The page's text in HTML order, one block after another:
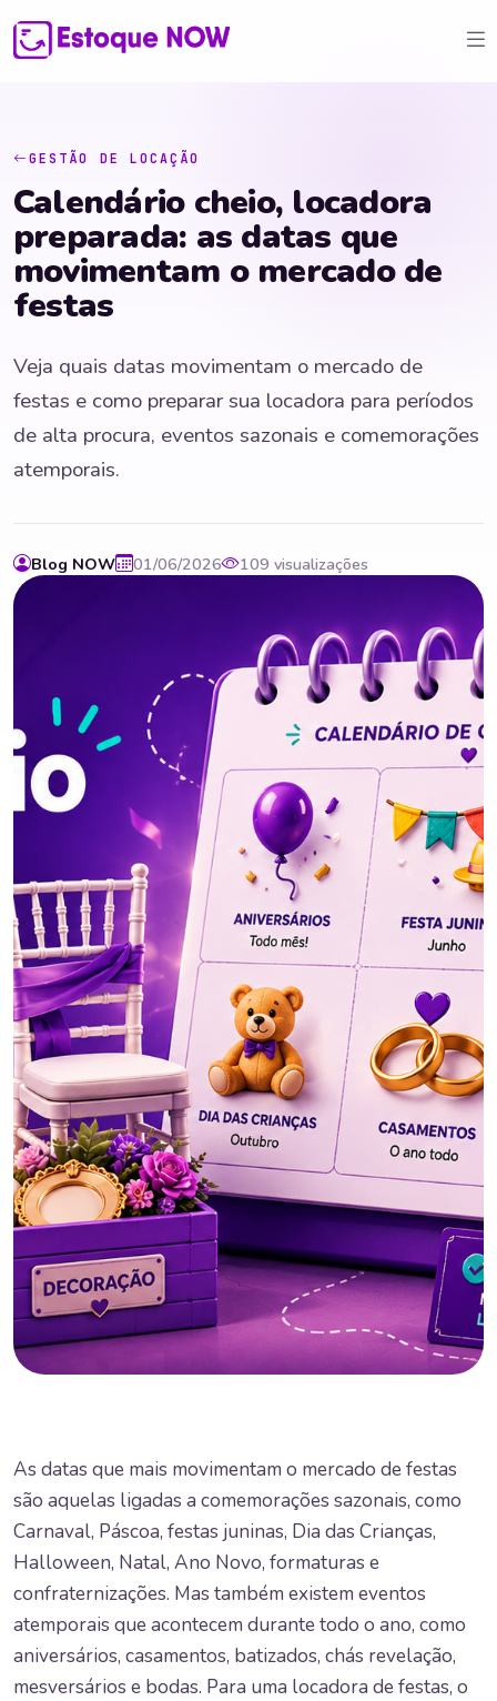
GESTÃO DE LOCAÇÃO
Calendário cheio, locadora
preparada: as datas que
movimentam o mercado de
festas
Veja quais datas movimentam o mercado de
festas e como preparar sua locadora para períodos
de alta procura, eventos sazonais e comemorações
atemporais.
Blog NOW 01/06/2026 109 visualizações
As datas que mais movimentam o mercado de festas
são aquelas ligadas a comemorações sazonais, como
Carnaval, Páscoa, festas juninas, Dia das Crianças,
Halloween, Natal, Ano Novo, formaturas e
confraternizações. Mas também existem eventos
atemporais que acontecem durante todo o ano, como
aniversários, casamentos, batizados, chás revelação,
mesversários e bodas. Para uma locadora de festas, o